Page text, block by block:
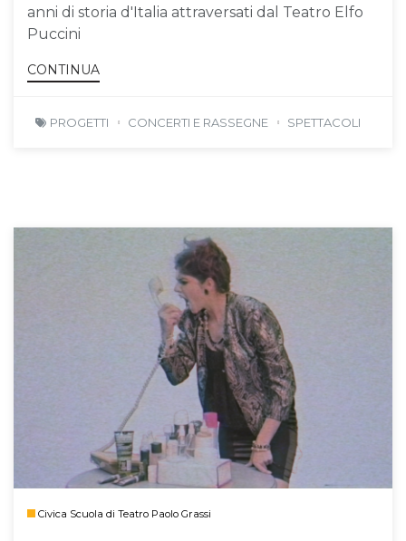
anni di storia d'Italia attraversati dal Teatro Elfo
Puccini
CONTINUA
PROGETTI CONCERTI E RASSEGNE SPETTACOLI
Civica Scuola di Teatro Paolo Grassi